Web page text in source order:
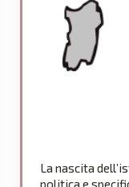
La nascita
politica e